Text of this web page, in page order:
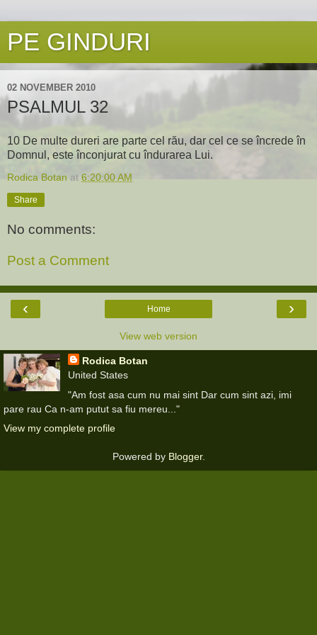
PE GINDURI
02 NOVEMBER 2010
PSALMUL 32
10 De multe dureri are parte cel rău, dar cel ce se încrede în
Domnul, este înconjurat cu îndurarea Lui.
Rodica Botan at 6:20:00 AM
Share
No comments:
Post a Comment
‹ ›
Home
View web version
Rodica Botan
United States
"Am fost asa cum nu mai sint Dar cum sint azi, imi
pare rau Ca n-am putut sa fiu mereu..."
View my complete profile
Powered by Blogger.